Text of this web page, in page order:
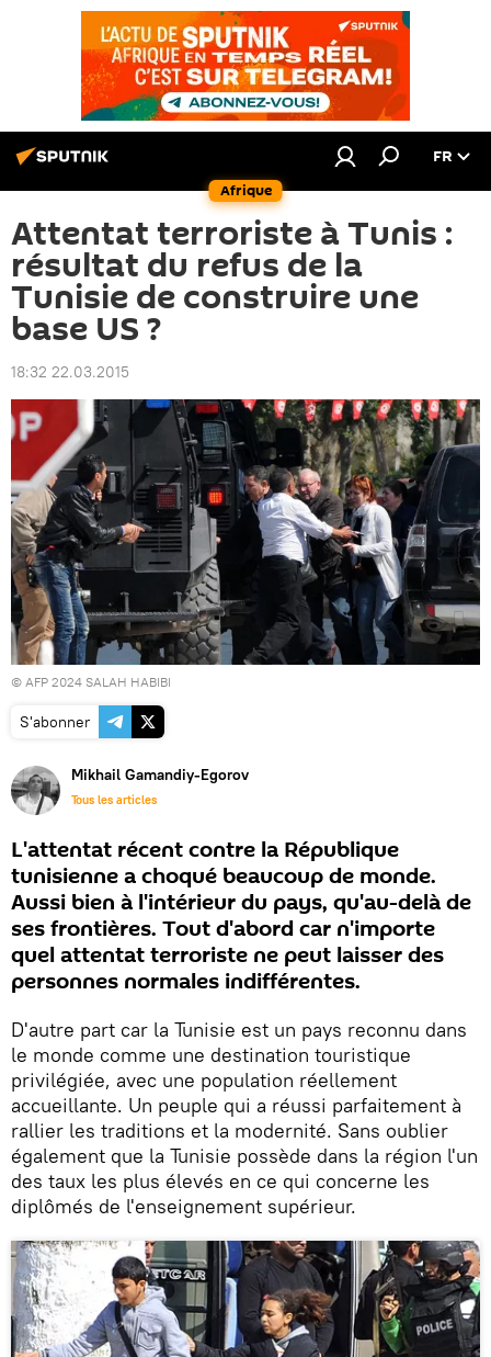
Afrique
FR
Attentat terroriste à Tunis :
résultat du refus de la
Tunisie de construire une
base US ?
18:32 22.03.2015
© AFP 2024 SALAH HABIBI
S'abonner
Mikhail Gamandiy-Egorov
Tous les articles
L'attentat récent contre la République
tunisienne a choqué beaucoup de monde.
Aussi bien à l'intérieur du pays, qu'au-delà de
ses frontières. Tout d'abord car n'importe
quel attentat terroriste ne peut laisser des
personnes normales indifférentes.
D'autre part car la Tunisie est un pays reconnu dans
le monde comme une destination touristique
privilégiée, avec une population réellement
accueillante. Un peuple qui a réussi parfaitement à
rallier les traditions et la modernité. Sans oublier
également que la Tunisie possède dans la région l'un
des taux les plus élevés en ce qui concerne les
diplômés de l'enseignement supérieur.